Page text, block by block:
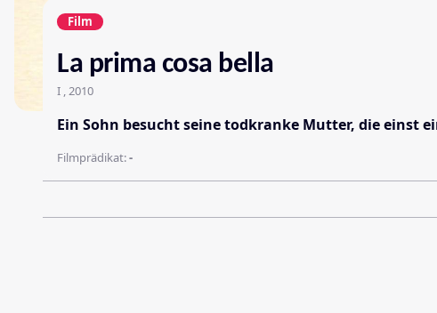
Film
La prima cosa bella
I , 2010
Ein Sohn besucht seine todkranke Mutter, die einst
Filmprädikat:-